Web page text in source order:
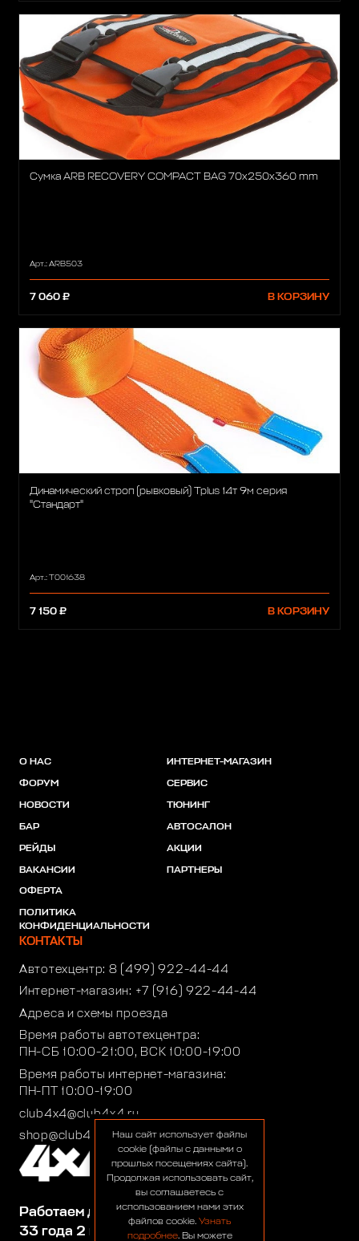
Сумка ARB RECOVERY COMPACT BAG 70x250x360 mm
Арт.: ARB503
7 060 ₽ В КОРЗИНУ
Динамический строп (рывковый) Tplus 14т 9м серия
"Стандарт"
Арт.: Т001638
7 150 ₽ В КОРЗИНУ
Работаем для вас:
33 года 2 месяца 25 дней
О НАС
ФОРУМ
НОВОСТИ
БАР
РЕЙДЫ
ВАКАНСИИ
ОФЕРТА
ПОЛИТИКА
КОНФИДЕНЦИАЛЬНОСТИ
ИНТЕРНЕТ-МАГАЗИН
СЕРВИС
ТЮНИНГ
АВТОСАЛОН
АКЦИИ
ПАРТНЕРЫ
КОНТАКТЫ
Автотехцентр: 8 (499) 922-44-44
Интернет-магазин: +7 (916) 922-44-44
Адреса и схемы проезда
Время работы автотехцентра:
ПН-СБ 10:00-21:00, ВСК 10:00-19:00
Время работы интернет-магазина:
ПН-ПТ 10:00-19:00
club4x4@club4x4.ru
shop@club4x4.ruНаш сайт использует файлы
cookie (файлы с данными о
прошлых посещениях сайта).
Продолжая использовать сайт,
вы соглашаетесь с
использованием нами этих
файлов cookie. Узнать
подробнее. Вы можете